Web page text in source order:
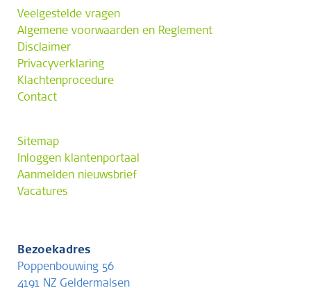
Veelgestelde vragen
Algemene voorwaarden en Reglement
Disclaimer
Privacyverklaring
Klachtenprocedure
Contact
Sitemap
Inloggen klantenportaal
Aanmelden nieuwsbrief
Vacatures
Bezoekadres
Poppenbouwing 56
4191 NZ Geldermalsen